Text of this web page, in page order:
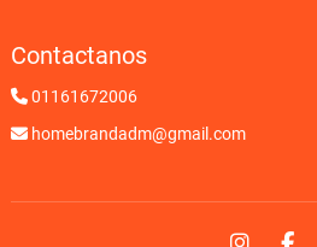
Contactanos
01161672006
homebrandadm@gmail.com